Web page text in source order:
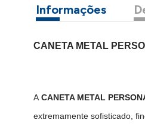
Informações
CANETA METAL
A CANETA METAL
extremamente sofisticado,